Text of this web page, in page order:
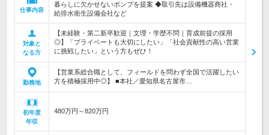
仕事内容
暮らしに欠かせないポンプを提案 ◆取引先は設備機器商社・
給排水衛生設備会社など
対象と
なる方
【未経験・第二新卒歓迎｜文理・学歴不問｜育成前提の採用
◎】「プライベートも大切にしたい」「社会貢献性の高い営業
に挑戦したい」という方もぜひ！
勤務地
【営業系総合職として、フィールドを問わず全国で活躍したい
方を積極採用中◎】 ■本社／愛知県名古屋市…
初年度
年収
480万円～820万円